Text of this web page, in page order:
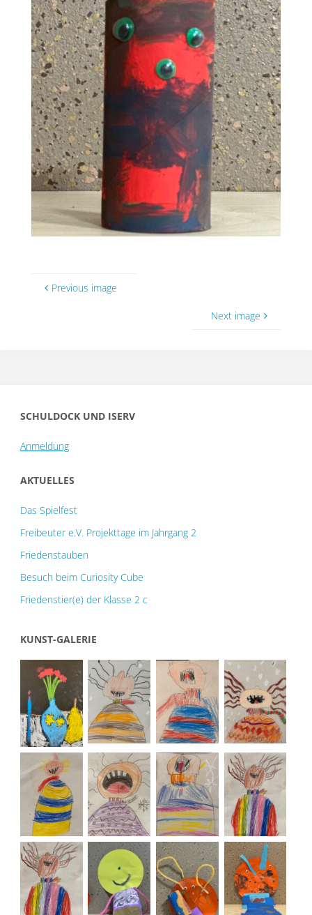
Previous image
Next image
SCHULDOCK UND ISERV
Anmeldung
AKTUELLES
Das Spielfest
Freibeuter e.V. Projekttage im Jahrgang 2
Friedenstauben
Besuch beim Curiosity Cube
Friedenstier(e) der Klasse 2 c
KUNST-GALERIE